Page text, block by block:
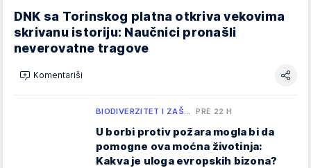
DNK sa Torinskog platna otkriva vekovima
skrivanu istoriju: Naučnici pronašli
neverovatne tragove
Komentariši
BIODIVERZITET I ZAŠ… PRE 22 H
U borbi protiv požara mogla bi da
pomogne ova moćna životinja:
Kakva je uloga evropskih bizona?